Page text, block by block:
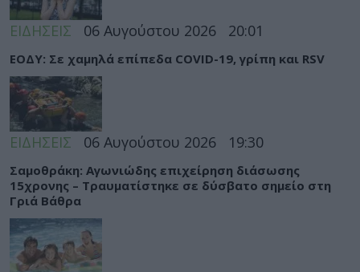
ΕΙΔΗΣΕΙΣ 06 Αυγούστου 2026 20:01
ΕΟΔΥ: Σε χαμηλά επίπεδα COVID-19, γρίπη και RSV
ΕΙΔΗΣΕΙΣ 06 Αυγούστου 2026 19:30
Σαμοθράκη: Αγωνιώδης επιχείρηση διάσωσης
15χρονης – Τραυματίστηκε σε δύσβατο σημείο στη
Γριά Βάθρα